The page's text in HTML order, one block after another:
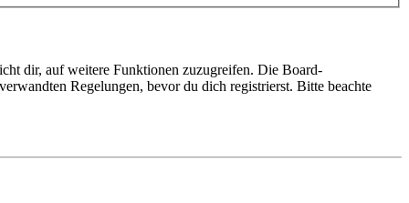
dir, auf weitere Funktionen zuzugreifen. Die Board-
Regelungen, bevor du dich registrierst. Bitte beachte